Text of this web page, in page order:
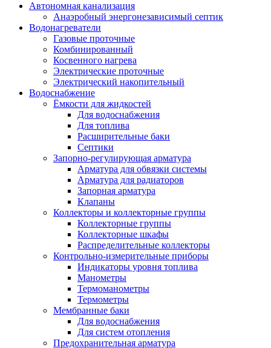
Автономная канализация
Анаэробный энергонезависимый септик
Водонагреватели
Газовые проточные
Комбинированный
Косвенного нагрева
Электрические проточные
Электрический накопительный
Водоснабжение
Ёмкости для жидкостей
Для водоснабжения
Для топлива
Расширительные баки
Септики
Запорно-регулирующая арматура
Арматура для обвязки системы
Арматура для радиаторов
Запорная арматура
Клапаны
Коллекторы и коллекторные группы
Коллекторные группы
Коллекторные шкафы
Распределительные коллекторы
Контрольно-измерительные приборы
Индикаторы уровня топлива
Манометры
Термоманометры
Термометры
Мембранные баки
Для водоснабжения
Для систем отопления
Предохранительная арматура